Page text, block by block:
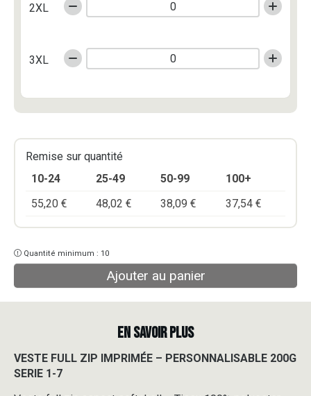
2XL
3XL
Remise sur quantité
10-24
25-49 50-99
100+
55,20 € 48,02 € 38,09 € 37,54 €
Quantité minimum : 10
Ajouter au panier
EN SAVOIR PLUS
VESTE FULL ZIP IMPRIMÉE – PERSONNALISABLE 200G
SERIE 1-7